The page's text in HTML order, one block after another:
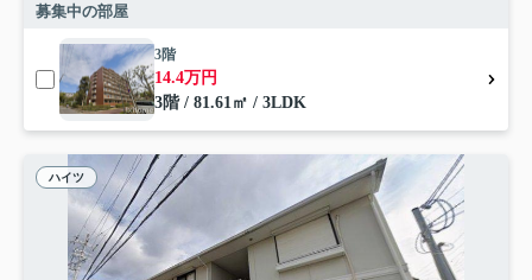
募集中の部屋
3階
14.4万円
3階 / 81.61㎡ / 3LDK
ハイツ